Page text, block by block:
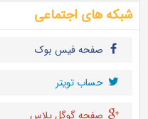
شبکه های اجتماعی
صفحه فیس بوک
حساب تويتر
صفحه گوگل پلاس